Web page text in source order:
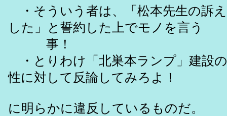
・そういう者は、「松本先生の訴
した」と誓約した上でモノを言う
事！
・とりわけ「北巣本ランプ」建設
性に対して反論してみろよ！
に明らかに違反しているものだ。